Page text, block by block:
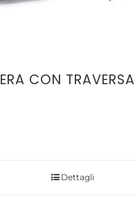
CON TRAVERSA
Dettagli